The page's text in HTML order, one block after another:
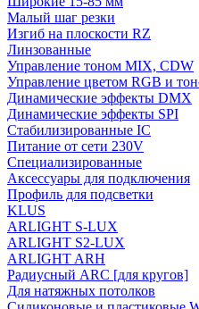
Малый шаг резки
Изгиб на плоскости RZ
Линзованные
Управление тоном MIX, CDW
Управление цветом RGB и
Динамические эффекты DMX
Динамические эффекты SPI
Стабилизированные IC
Питание от сети 230V
Специализированные
Аксессуары для подключения
Профиль для подсветки
KLUS
ARLIGHT S-LUX
ARLIGHT S2-LUX
ARLIGHT ARH
Радиусный ARC [для кругов]
Для натяжных потолков